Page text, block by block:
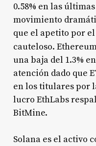
0.58% en las
movimiento
que el apetito por
cauteloso.
una baja del 1.3%
atención dado que
en los titulares por
lucro EthLabs
BitMine.
Solana es el activo